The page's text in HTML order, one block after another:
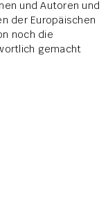
und Autoren und
der Europäischen
noch die
gemacht